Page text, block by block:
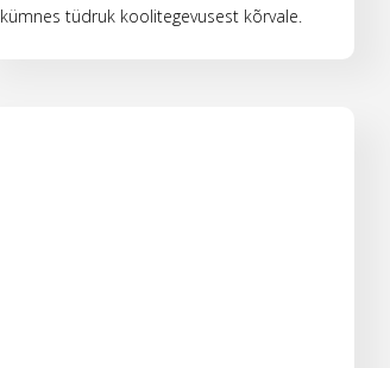
kümnes tüdruk koolitegevusest kõrvale.